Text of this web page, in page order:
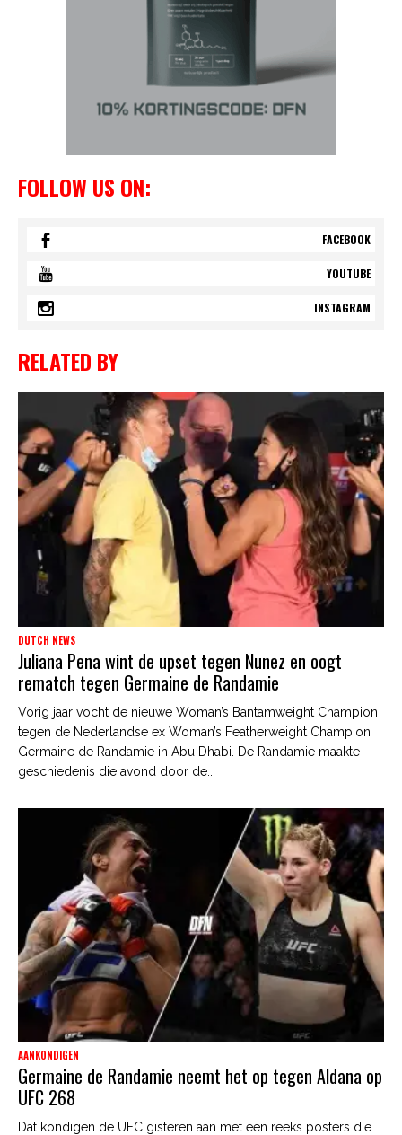
FOLLOW US ON:
FACEBOOK
YOUTUBE
INSTAGRAM
RELATED BY
DUTCH NEWS
Juliana Pena wint de upset tegen Nunez en oogt
rematch tegen Germaine de Randamie
Vorig jaar vocht de nieuwe Woman’s Bantamweight Champion
tegen de Nederlandse ex Woman’s Featherweight Champion
Germaine de Randamie in Abu Dhabi. De Randamie maakte
geschiedenis die avond door de...
AANKONDIGEN
Germaine de Randamie neemt het op tegen Aldana op
UFC 268
Dat kondigen de UFC gisteren aan met een reeks posters die